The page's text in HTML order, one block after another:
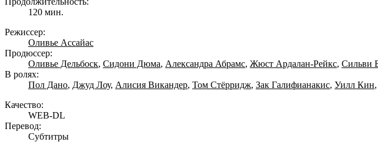
120 мин.
Режиссер:
Оливье Ассайас
Продюссер:
Оливье Дельбоск, Сидони Дюма, Александра Абрамс, Жюст Ардалан-Рейкс, Сильви
В ролях:
Пол Дано, Джуд Лоу, Алисия Викандер, Том Стёрридж, Зак Галифианакис, Уилл Кин,
Качество:
WEB-DL
Перевод:
Субтитры